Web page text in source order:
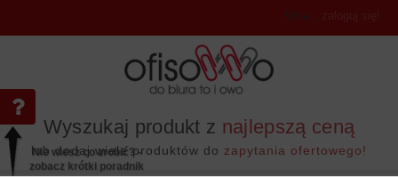
Wyszukaj produkt z najlepszą ceną
lub dodaj wiele produktów do zapytania ofertowego!
Witaj ,
Nie wiesz co zrobić? -
zobacz krótki poradnik